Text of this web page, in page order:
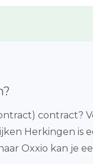
Herkingen is
Oxxio kan je